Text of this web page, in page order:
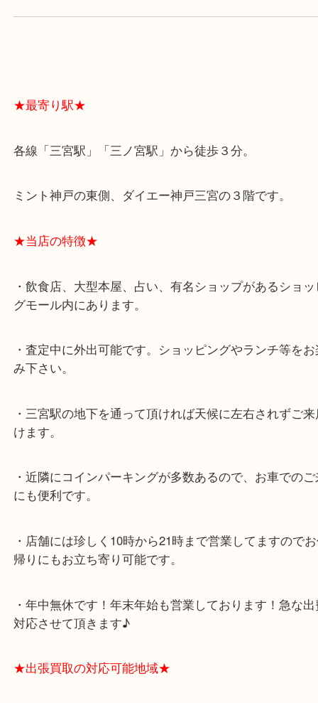
スタッフと直接お話したい方はこちら↓
★最寄り駅★
各線「三宮駅」「三ノ宮駅」から徒歩３分。
ミント神戸の東側、ダイエー神戸三宮の３階です。